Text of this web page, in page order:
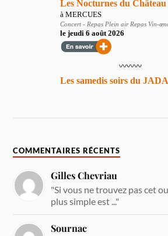
COMMENTAIRES RÉCENTS
Gilles Chevriau
"Si vous ne trouvez pas cet
plus simple est ..."
Sournac